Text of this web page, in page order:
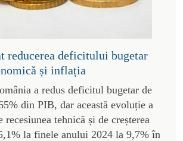
reducerea deficitului bugetar
și inflația
a redus deficitul bugetar de
din PIB, dar această evoluție a
tehnică și de creșterea
la finele anului 2024 la 9,7% în